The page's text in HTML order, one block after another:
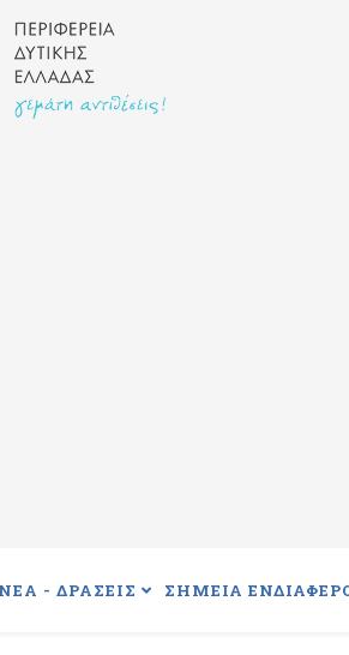
ΝΕΑ - ΔΡΑΣΕΙΣ ΣΗΜΕΙΑ